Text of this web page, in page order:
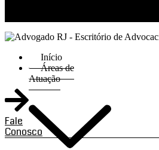
Início
Áreas de
Atuação
Fale
Conosco